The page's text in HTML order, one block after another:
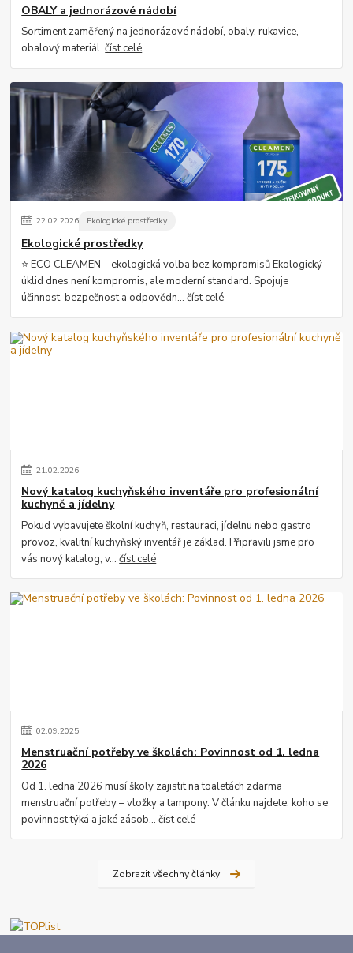
OBALY a jednorázové nádobí
Sortiment zaměřený na jednorázové nádobí, obaly, rukavice,
obalový materiál.číst celé
22.02.2026 Ekologické prostředky
Ekologické prostředky
⭐ ECO CLEAMEN – ekologická volba bez kompromisů Ekologický
úklid dnes není kompromis, ale moderní standard. Spojuje
účinnost, bezpečnost a odpovědn...číst celé
21.02.2026
Nový katalog kuchyňského inventáře pro profesionální
kuchyně a jídelny
Pokud vybavujete školní kuchyň, restauraci, jídelnu nebo gastro
provoz, kvalitní kuchyňský inventář je základ. Připravili jsme pro
vás nový katalog, v...číst celé
02.09.2025
Menstruační potřeby ve školách: Povinnost od 1. ledna
2026
Od 1. ledna 2026 musí školy zajistit na toaletách zdarma
menstruační potřeby – vložky a tampony. V článku najdete, koho se
povinnost týká a jaké zásob...číst celé
Zobrazit všechny články